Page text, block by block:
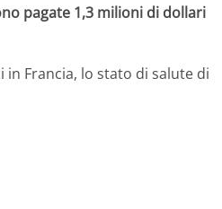
pagate 1,3 milioni di dollari
in Francia, lo stato di salute di